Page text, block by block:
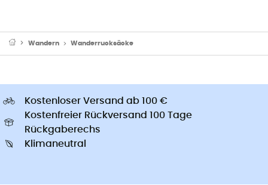
Wandern Wanderrucksäcke
Kostenloser Versand ab 100 €
Kostenfreier Rückversand 100 Tage
Rückgaberechs
Klimaneutral